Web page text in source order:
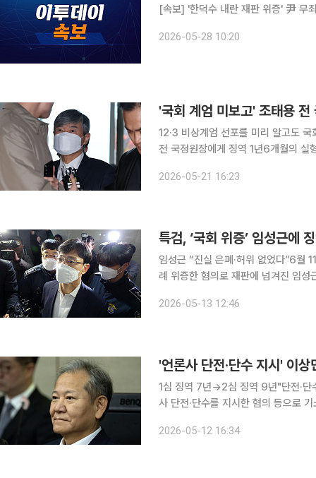
2026-05-28 10:20
'국회 계엄 미보고' 조태용
12·3 비상계엄 선포를 미리 알고도
전 국정원장에게 징역 1년6개월의 실형이 선고됐다. 21일 오후 서울중
선고기일을 열고 이같이 결정했다. 조
2026-05-21 16:23
임성근 “진실 은폐·허위 없었다”6월 11일 오후 2시 선고 예
례 위증한 혐의로 재판에 넘겨진 임성근
정 등에 관한 법률 위반 혐의 결심공
2026-05-13 12:46
'언론사 단전·단수 지시' 이
1심 징역 7년→2심 징역 9년"단전·단수 위법 지시
사 단전·단수를 지시한 혐의 등으로
이 전 장관의 내란중요임무종사 등 혐
2026-05-12 16:34